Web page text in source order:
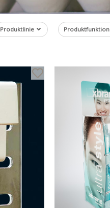
Produktlinie Produktfunktion